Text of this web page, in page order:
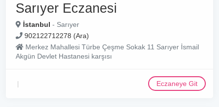
Sarıyer Eczanesi
İstanbul - Sarıyer
902122712278 (Ara)
Merkez Mahallesi Türbe Çeşme Sokak 11 Sarıyer İsmail
Akgün Devlet Hastanesi karşısı
Eczaneye Git